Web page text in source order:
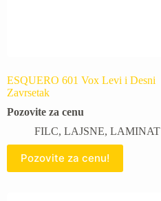
ESQUERO 601 Vox Levi i Desni
Zavrsetak
Pozovite za cenu
FILC, LAJSNE, LAMINAT
Pozovite za cenu!